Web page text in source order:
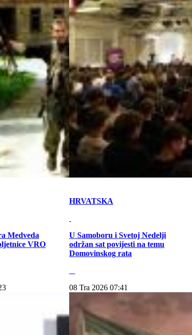
Medveda
VRO
HRVATSKA
U Samoboru i Svetoj Nedelji
održan sat povijesti na temu
Domovinskog rata
08 Tra 2026 07:41